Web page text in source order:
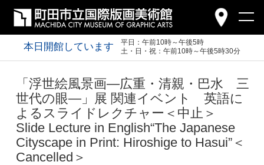
本日開館しています
平日：午前10時～午後5時
土・日・祝：午前10時～午後5時30分
「浮世絵風景画―広重・清親・巴水 三
世代の眼―」展 関連イベント 英語に
よるスライドレクチャー＜中止＞
Slide Lecture in English“The Japanese
Cityscape in Print: Hiroshige to Hasui”＜
Cancelled＞